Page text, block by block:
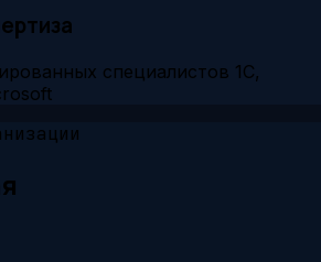
специалистов 1С,